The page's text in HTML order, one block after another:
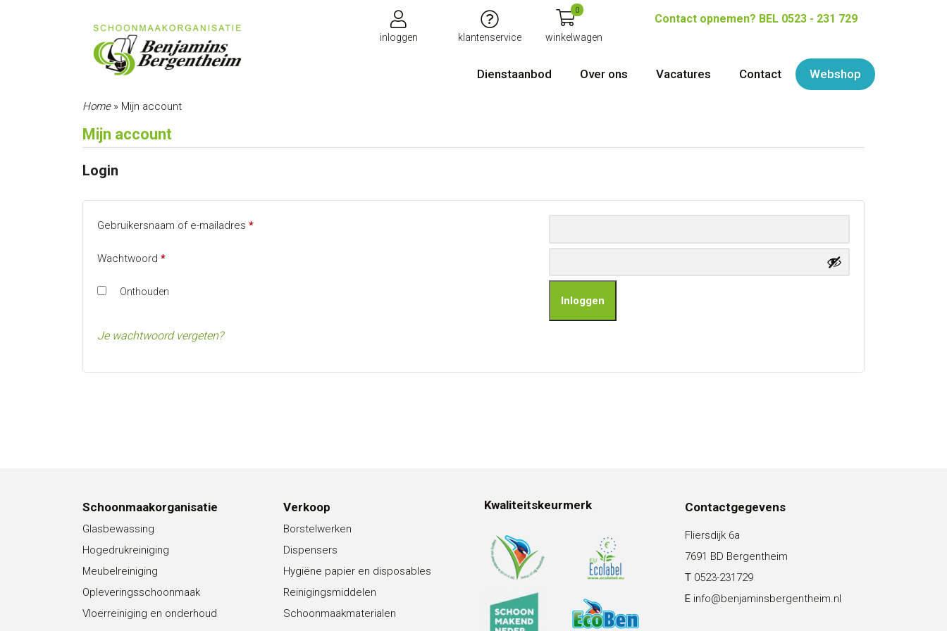
inloggen klantenservice
0
winkelwagen
Contact opnemen? BEL 0523 - 231 729
Dienstaanbod Over ons Vacatures Contact Webshop
Home» Mijn account
Mijn account
Login
Gebruikersnaam of e-mailadres *Vereist
Wachtwoord *Vereist
Onthouden
Inloggen
Je wachtwoord vergeten?
Schoonmaakorganisatie
Glasbewassing
Hogedrukreiniging
Meubelreiniging
Opleveringsschoonmaak
Vloerreiniging en onderhoud
Verkoop
Borstelwerken
Dispensers
Hygiëne papier en disposables
Reinigingsmiddelen
Schoonmaakmaterialen
Kwaliteitskeurmerk Contactgegevens
Fliersdijk 6a
7691 BD Bergentheim
T 0523-231729
E info@benjaminsbergentheim.nl